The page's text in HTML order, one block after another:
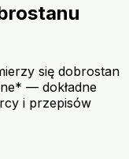
się dobrostan
— dokładne
i przepisów